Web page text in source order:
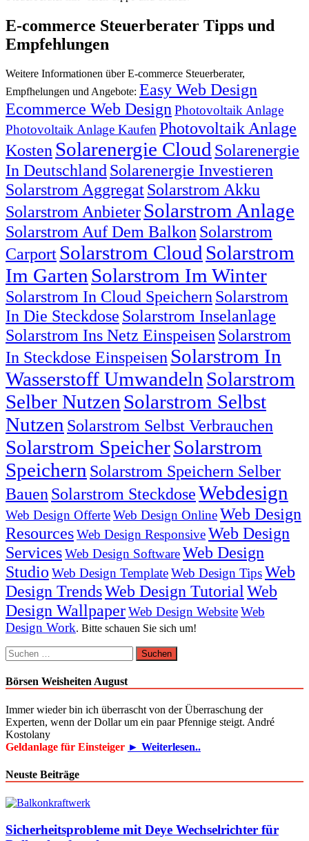
E-commerce Steuerberater Tipps und
Empfehlungen
Weitere Informationen über E-commerce Steuerberater,
Empfhelungen und Angebote: Easy Web Design
Ecommerce Web Design Photovoltaik Anlage
Photovoltaik Anlage Kaufen Photovoltaik Anlage
Kosten Solarenergie Cloud Solarenergie
In Deutschland Solarenergie Investieren
Solarstrom AggregatSolarstrom Akku
Solarstrom Anbieter Solarstrom Anlage
Solarstrom Auf Dem Balkon Solarstrom
Carport Solarstrom Cloud Solarstrom
Im Garten Solarstrom Im Winter
Solarstrom In Cloud Speichern Solarstrom
In Die Steckdose Solarstrom Inselanlage
Solarstrom Ins Netz Einspeisen Solarstrom
In Steckdose Einspeisen Solarstrom In
Wasserstoff Umwandeln Solarstrom
Selber Nutzen Solarstrom Selbst
Nutzen Solarstrom Selbst Verbrauchen
Solarstrom SpeicherSolarstrom
Speichern Solarstrom Speichern Selber
Bauen Solarstrom SteckdoseWebdesign
Web Design OfferteWeb Design OnlineWeb Design
ResourcesWeb Design ResponsiveWeb Design
ServicesWeb Design SoftwareWeb Design
Studio Web Design TemplateWeb Design TipsWeb
Design TrendsWeb Design Tutorial Web
Design WallpaperWeb Design WebsiteWeb
Design Work. Bitte schauen Sie sich um!
Suchen
nach:
Börsen Weisheiten August
Immer wieder bin ich überrascht von der Überraschung der
Experten, wenn der Dollar um ein paar Pfennige steigt. André
Kostolany
Geldanlage für Einsteiger ► Weiterlesen..
Neuste Beiträge
Sicherheitsprobleme mit Deye Wechselrichter für